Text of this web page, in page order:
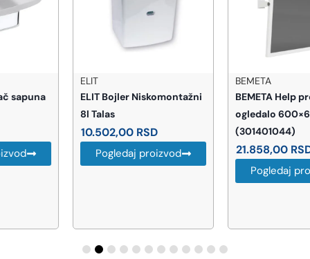
ELIT Bojler Niskomontažni
RSD
Pogledaj proizvod
BEMETA Help preklopno
ogledalo 600×600 mm
21.858,00 RSD
Pogledaj proizvod